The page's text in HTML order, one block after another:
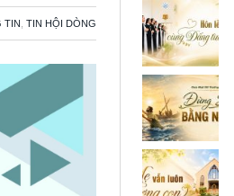
TIN TIN HỘI DÒNG